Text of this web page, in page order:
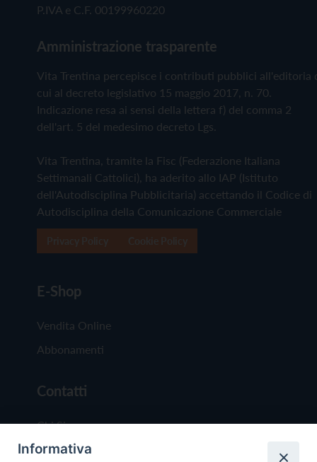
P.IVA e C.F. 00199960220
Amministrazione trasparente
Vita Trentina percepisce i contributi pubblici all'editoria
cui al decreto legislativo 15 maggio 2017, n. 70.
Indicazione resa ai sensi della lettera f) del comma 2
dell'art. 5 del medesimo decreto Lgs.
Vita Trentina, tramite la Fisc (Federazione Italiana
Settimanali Cattolici), ha aderito allo IAP (Istituto
dell'Autodisciplina Pubblicitaria) accettando il Codice di
Autodisciplina della Comunicazione Commerciale
E-Shop
Vendita Online
Abbonamenti
Contatti
Chi Siamo
Redazione
Informativa